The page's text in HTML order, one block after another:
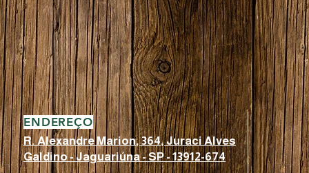
R. Alexandre Marion, 364, Juraci Alves
Galdino - Jaguariúna - SP - 13912-674
ENDEREÇO